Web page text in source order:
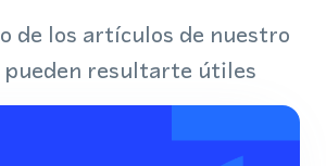
de los artículos de nuestro
pueden resultarte útiles